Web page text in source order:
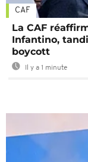
CAF
La CAF
Infantino,
boycott
Il y a 1 minute